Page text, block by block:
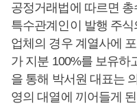
공정거래법에 따르면
특수관계인이 발행 주
업체의 경우 계열사에
가 지분 100%를 보유하
을 통해 박서원 대표는
영의 대열에 끼어들게